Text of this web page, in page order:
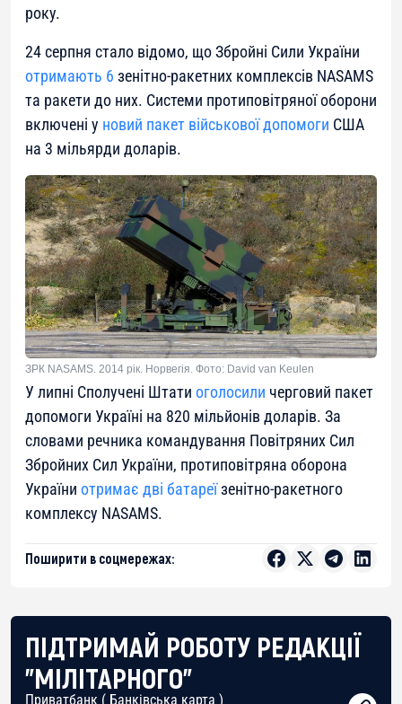
року.
24 серпня стало відомо, що Збройні Сили України
отримають 6 зенітно-ракетних комплексів NASAMS
та ракети до них. Системи протиповітряної оборони
включені у новий пакет військової допомоги США
на 3 мільярди доларів.
ЗРК NASAMS. 2014 рік. Норвегія. Фото: David van Keulen
У липні Сполучені Штати оголосили черговий пакет
допомоги Україні на 820 мільйонів доларів. За
словами речника командування Повітряних Сил
Збройних Сил України, протиповітряна оборона
України отримає дві батареїзенітно-ракетного
комплексу NASAMS.
Поширити в соцмережах:
ПІДТРИМАЙ РОБОТУ РЕДАКЦІЇ
"МІЛІТАРНОГО"
Приватбанк ( Банківська карта )